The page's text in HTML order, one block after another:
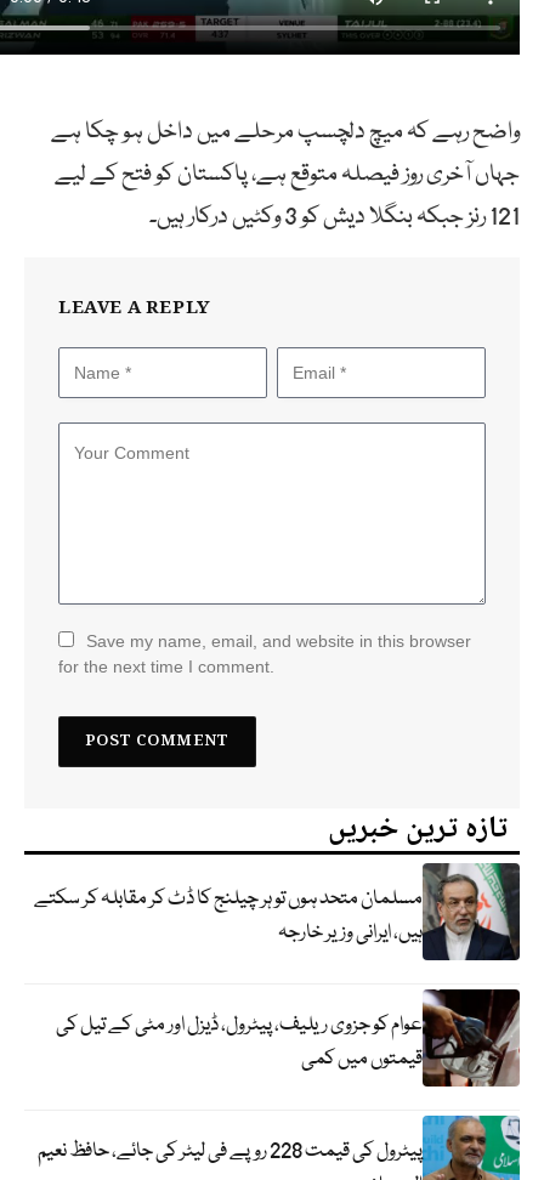
واضح رہے کہ میچ دلچسپ مرحلے میں داخل ہو چکا ہے
جہاں آخری روز فیصلہ متوقع ہے، پاکستان کو فتح کے لیے
121 رنز جبکہ بنگلا دیش کو 3 وکٹیں درکار ہیں۔
LEAVE A REPLY
Save my name, email, and website in this browser
for the next time I comment.
تازہ ترین خبریں
مسلمان متحد ہوں تو ہر چیلنج کا ڈٹ کر مقابلہ کر سکتے
ہیں، ایرانی وزیر خارجہ
عوام کو جزوی ریلیف، پیٹرول، ڈیزل اور مٹی کے تیل کی
قیمتوں میں کمی
پیٹرول کی قیمت 228 روپے فی لیٹر کی جائے، حافظ نعیم